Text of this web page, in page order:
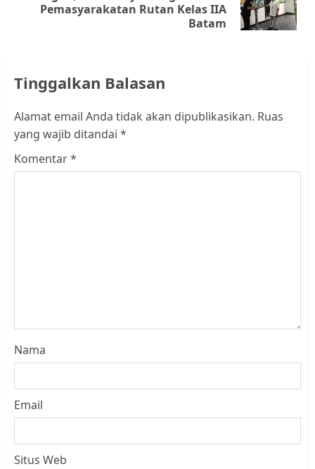
post:Pemasyarakatan Rutan Kelas IIA
Batam
Tinggalkan Balasan
Alamat email Anda tidak akan dipublikasikan. Ruas
yang wajib ditandai *
Komentar*
Nama
Email
Situs Web